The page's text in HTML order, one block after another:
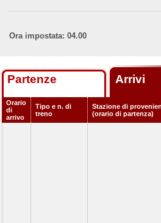
Ora impostata: 04.00
Partenze Arrivi
Orario
di
arrivo
Tipo e n. di
treno
Stazione di
(orario di partenza)